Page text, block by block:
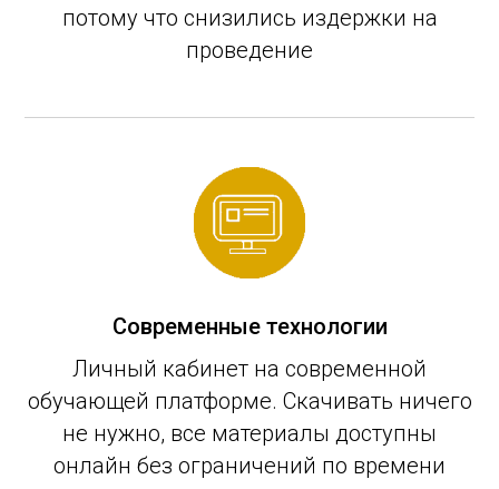
потому что снизились издержки на
проведение
Современные технологии
Личный кабинет на современной
обучающей платформе. Скачивать ничего
не нужно, все материалы доступны
онлайн без ограничений по времени